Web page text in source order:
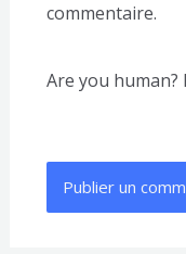
commentaire.
Are you human?